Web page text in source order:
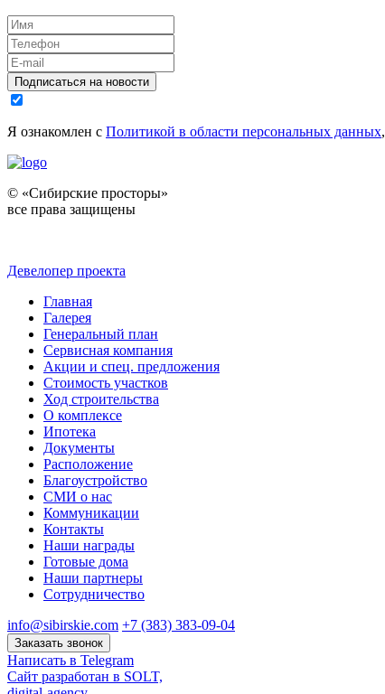
Подписаться на новости
Я ознакомлен с Политикой в области персональных данных,
© «Сибирские просторы»
все права защищены
Девелопер проекта
Главная
Галерея
Генеральный план
Сервисная компания
Акции и спец. предложения
Стоимость участков
Ход строительства
О комплексе
Ипотека
Документы
Расположение
Благоустройство
СМИ о нас
Коммуникации
Контакты
Наши награды
Готовые дома
Наши партнеры
Сотрудничество
info@sibirskie.com +7 (383) 383-09-04
Заказать звонок
Написать в Telegram
Сайт разработан в SOLT,